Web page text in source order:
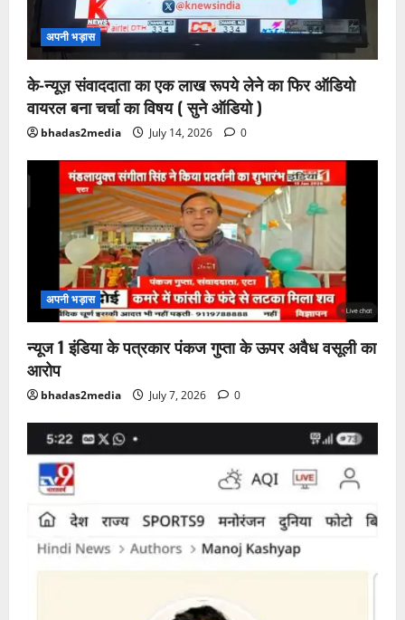
अपनी भड़ास
के-न्यूज़ संवाददाता का एक लाख रूपये लेने का फिर ऑडियो
वायरल बना चर्चा का विषय ( सुने ऑडियो )
bhadas2media July 14, 2026 0
अपनी भड़ास
न्यूज 1 इंडिया के पत्रकार पंकज गुप्ता के ऊपर अवैध वसूली का
आरोप
bhadas2media July 7, 2026 0